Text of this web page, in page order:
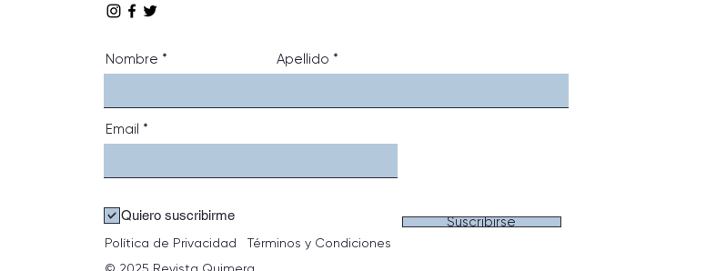
Nombre Apellido
Email
Quiero suscribirme Suscribirse
Política de Privacidad
Términos y Condiciones
© 2025 Revista Quimera